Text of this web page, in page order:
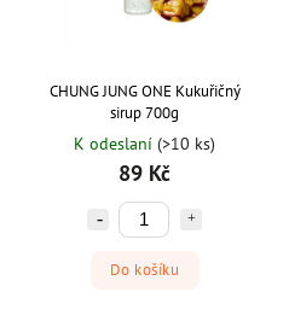
CHUNG JUNG ONE Kukuřičný
sirup 700g
K odeslaní (>10 ks)
89 Kč
Do košíku